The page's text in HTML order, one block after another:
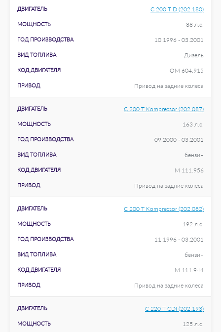
ДВИГАТЕЛЬ C 200 T D (202.180)
МОЩНОСТЬ 88 л.с.
ГОД ПРОИЗВОДСТВА 10.1996 - 03.2001
ВИД ТОПЛИВА Дизель
КОД ДВИГАТЕЛЯ OM 604.915
ПРИВОД Привод на задние колеса
ДВИГАТЕЛЬ C 200 T Kompressor (202.087)
МОЩНОСТЬ 163 л.с.
ГОД ПРОИЗВОДСТВА 09.2000 - 03.2001
ВИД ТОПЛИВА бензин
КОД ДВИГАТЕЛЯ M 111.956
ПРИВОД Привод на задние колеса
ДВИГАТЕЛЬ C 200 T Kompressor (202.082)
МОЩНОСТЬ 192 л.с.
ГОД ПРОИЗВОДСТВА 11.1996 - 03.2001
ВИД ТОПЛИВА бензин
КОД ДВИГАТЕЛЯ M 111.944
ПРИВОД Привод на задние колеса
ДВИГАТЕЛЬ C 220 T CDI (202.193)
МОЩНОСТЬ 125 л.с.